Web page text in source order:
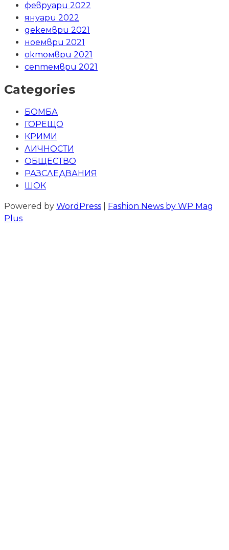
февруари 2022
януари 2022
декември 2021
ноември 2021
октомври 2021
септември 2021
Categories
БОМБА
ГОРЕЩО
КРИМИ
ЛИЧНОСТИ
ОБЩЕСТВО
РАЗСЛЕДВАНИЯ
ШОК
Powered by WordPress
Fashion News by WP Mag
Plus